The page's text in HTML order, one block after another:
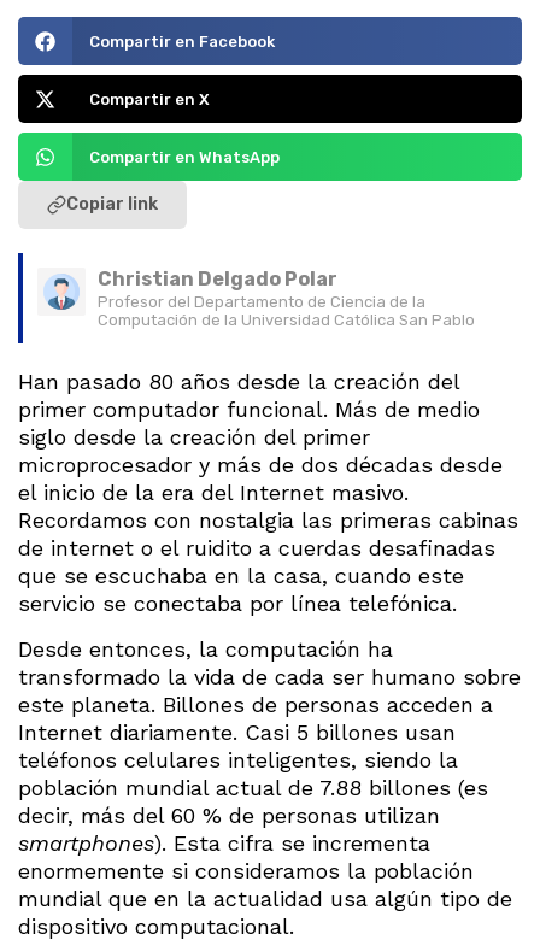
Compartir en Facebook
Compartir en X
Compartir en WhatsApp
Copiar link
Christian Delgado Polar
Profesor del Departamento de Ciencia de la
Computación de la Universidad Católica San Pablo
Han pasado 80 años desde la creación del
primer computador funcional. Más de medio
siglo desde la creación del primer
microprocesador y más de dos décadas desde
el inicio de la era del Internet masivo.
Recordamos con nostalgia las primeras cabinas
de internet o el ruidito a cuerdas desafinadas
que se escuchaba en la casa, cuando este
servicio se conectaba por línea telefónica.
Desde entonces, la computación ha
transformado la vida de cada ser humano sobre
este planeta. Billones de personas acceden a
Internet diariamente. Casi 5 billones usan
teléfonos celulares inteligentes, siendo la
población mundial actual de 7.88 billones (es
decir, más del 60 % de personas utilizan
smartphones). Esta cifra se incrementa
enormemente si consideramos la población
mundial que en la actualidad usa algún tipo de
dispositivo computacional.